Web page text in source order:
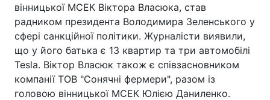
вінницької МСЕК Віктора Власюка, став
радником президента Володимира Зеленського у
сфері санкційної політики. Журналісти виявили,
що у його батька є 13 квартир та три автомобілі
Tesla. Віктор Власюк також є співзасновником
компанії ТОВ "Сонячні фермери", разом із
головою вінницької МСЕК Юлією Даниленко.